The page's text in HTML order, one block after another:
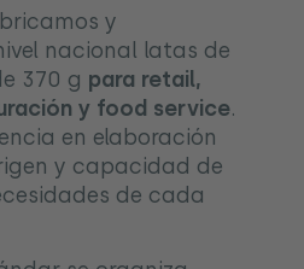
y
nacional latas de
370 g para retail,
y food service.
en elaboración
y capacidad de
de cada